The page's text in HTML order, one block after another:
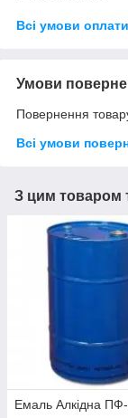
Всі умови оплати
Умови
Повернення
Всі умови
З цим товаром
Емаль Алкідна